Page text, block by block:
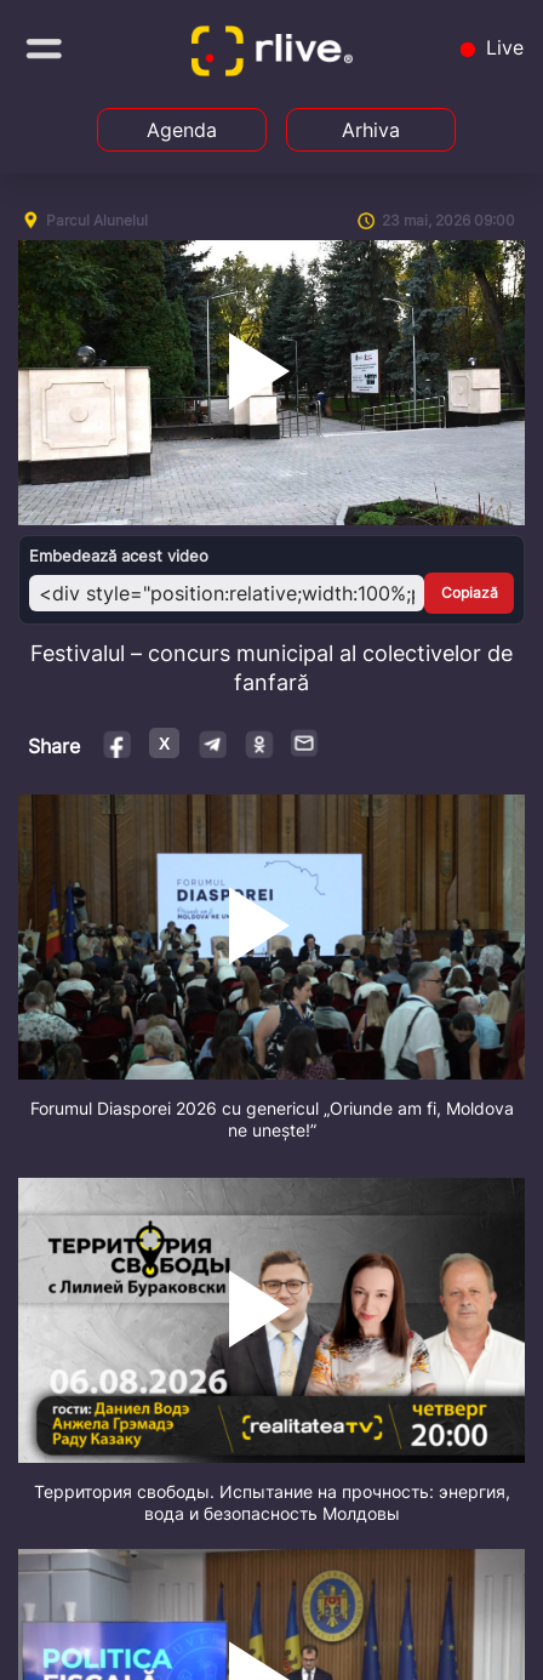
Live
Agenda Arhiva
Parcul Alunelul 23 mai, 2026 09:00
Play
Video
Embedează acest video
Copiază
Festivalul – concurs municipal al colectivelor de
fanfară
Share
Forumul Diasporei 2026 cu genericul „Oriunde am fi, Moldova
ne unește!”
Территория свободы. Испытание на прочность: энергия,
вода и безопасность Молдовы